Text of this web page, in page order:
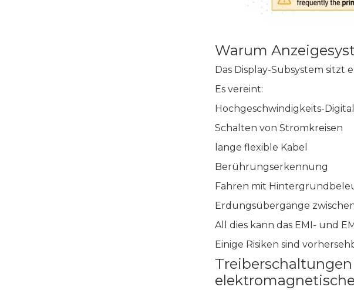
Warum
Das Display-Subsystem sitzt
Es vereint:
Hochgeschwindigkeits-
Schalten von Stromkreisen
lange flexible Kabel
Berührungserkennung
Fahren mit
Erdungsübergänge
All dies kann das EMI- und
Einige Risiken sind